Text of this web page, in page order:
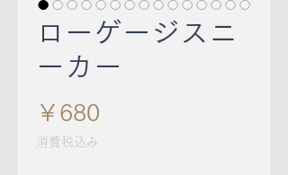
ローゲージスニ
ーカー
￥680
消費税込み